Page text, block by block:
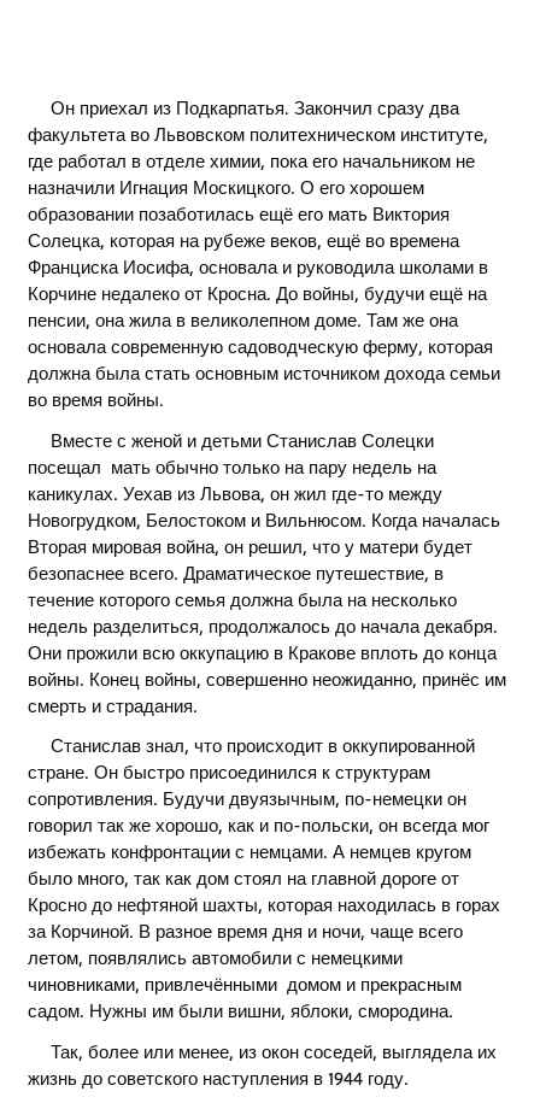
Он приехал из Подкарпатья. Закончил сразу два
факультета во Львовском политехническом институте,
где работал в отделе химии, пока его начальником не
назначили Игнация Москицкого. О его хорошем
образовании позаботилась ещё его мать Виктория
Солецка, которая на рубеже веков, ещё во времена
Франциска Иосифа, основала и руководила школами в
Корчине недалеко от Кросна. До войны, будучи ещё на
пенсии, она жила в великолепном доме. Там же она
основала современную садоводческую ферму, которая
должна была стать основным источником дохода семьи
во время войны.
Вместе с женой и детьми Станислав Солецки
посещал мать обычно только на пару недель на
каникулах. Уехав из Львова, он жил где-то между
Новогрудком, Белостоком и Вильнюсом. Когда началась
Вторая мировая война, он решил, что у матери будет
безопаснее всего. Драматическое путешествие, в
течение которого семья должна была на несколько
недель разделиться, продолжалось до начала декабря.
Они прожили всю оккупацию в Кракове вплоть до конца
войны. Конец войны, совершенно неожиданно, принёс им
смерть и страдания.
Станислав знал, что происходит в оккупированной
стране. Он быстро присоединился к структурам
сопротивления. Будучи двуязычным, по-немецки он
говорил так же хорошо, как и по-польски, он всегда мог
избежать конфронтации с немцами. А немцев кругом
было много, так как дом стоял на главной дороге от
Кросно до нефтяной шахты, которая находилась в горах
за Корчиной. В разное время дня и ночи, чаще всего
летом, появлялись автомобили с немецкими
чиновниками, привлечёнными домом и прекрасным
садом. Нужны им были вишни, яблоки, смородина.
Так, более или менее, из окон соседей, выглядела их
жизнь до советского наступления в 1944 году.